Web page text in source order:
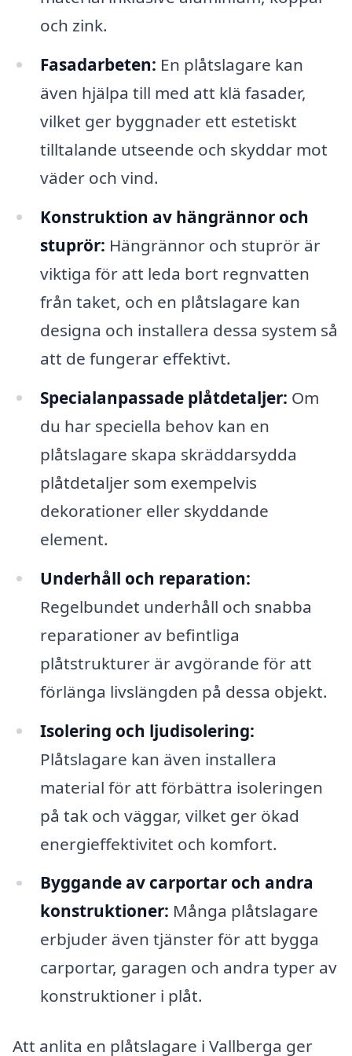
och zink.
Fasadarbeten: En plåtslagare kan
även hjälpa till med att klä fasader,
vilket ger byggnader ett estetiskt
tilltalande utseende och skyddar mot
väder och vind.
Konstruktion av hängrännor och
stuprör: Hängrännor och stuprör är
viktiga för att leda bort regnvatten
från taket, och en plåtslagare kan
designa och installera dessa system så
att de fungerar effektivt.
Specialanpassade plåtdetaljer: Om
du har speciella behov kan en
plåtslagare skapa skräddarsydda
plåtdetaljer som exempelvis
dekorationer eller skyddande
element.
Underhåll och reparation:
Regelbundet underhåll och snabba
reparationer av befintliga
plåtstrukturer är avgörande för att
förlänga livslängden på dessa objekt.
Isolering och ljudisolering:
Plåtslagare kan även installera
material för att förbättra isoleringen
på tak och väggar, vilket ger ökad
energieffektivitet och komfort.
Byggande av carportar och andra
konstruktioner: Många plåtslagare
erbjuder även tjänster för att bygga
carportar, garagen och andra typer av
konstruktioner i plåt.
Att anlita en plåtslagare i Vallberga ger